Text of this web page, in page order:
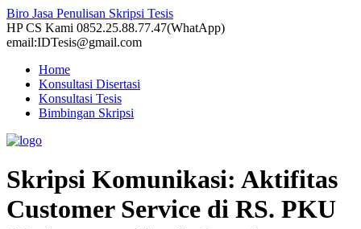
Biro Jasa Penulisan Skripsi Tesis
HP CS Kami 0852.25.88.77.47(WhatApp)
email:IDTesis@gmail.com
Home
Konsultasi Disertasi
Konsultasi Tesis
Bimbingan Skripsi
Skripsi Komunikasi: Aktifitas
Customer Service di RS. PKU